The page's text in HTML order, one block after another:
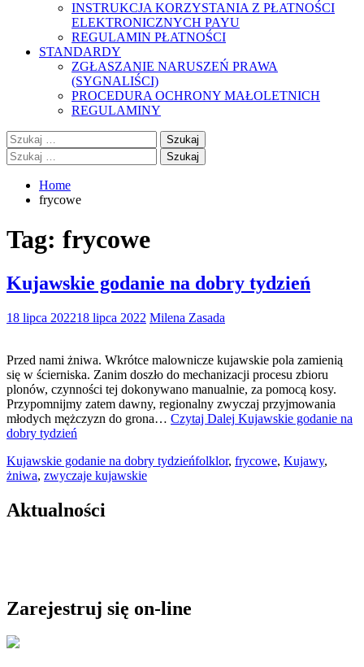
INSTRUKCJA KORZYSTANIA Z PŁATNOŚCI
ELEKTRONICZNYCH PAYU
REGULAMIN PŁATNOŚCI
STANDARDY
ZGŁASZANIE NARUSZEŃ PRAWA
(SYGNALIŚCI)
PROCEDURA OCHRONY MAŁOLETNICH
REGULAMINY
Szukaj:
Szukaj:
Home
frycowe
Tag: frycowe
Kujawskie godanie na dobry tydzień
18 lipca 202218 lipca 2022 Milena Zasada
Przed nami żniwa. Wkrótce malownicze kujawskie pola zamienią
się w ścierniska. Zanim doszło do mechanizacji procesu zbioru
plonów, czynności tej dokonywano manualnie, za pomocą kosy.
Przypomnijmy zatem dawny, regionalny zwyczaj przyjmowania
młodych mężczyzn do grona… Czytaj Dalej Kujawskie godanie na
dobry tydzień
Kujawskie godanie na dobry tydzieńfolklor, frycowe, Kujawy,
żniwa, zwyczaje kujawskie
Aktualności
Zarejestruj się on-line